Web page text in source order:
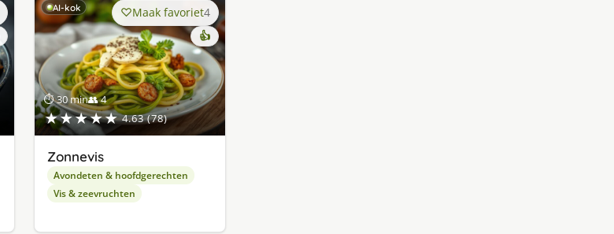
AI-kok
⏱ 30 min👥 4
★★★★★ 4.63 (78)
Maak favoriet4
👍
Zonnevis
Avondeten & hoofdgerechten
Vis & zeevruchten